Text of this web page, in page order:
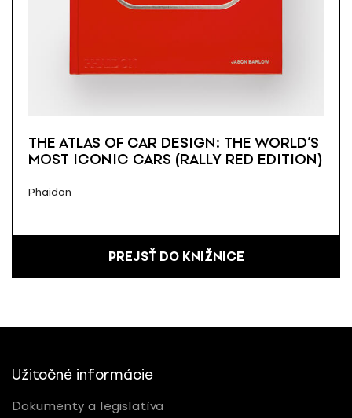
THE ATLAS OF CAR DESIGN: THE WORLD’S
MOST ICONIC CARS (RALLY RED EDITION)
Phaidon
PREJSŤ DO KNIŽNICE
Užitočné informácie
Dokumenty a legislatíva